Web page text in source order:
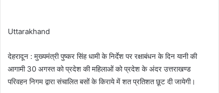
Uttarakhand
देहरादून : मुख्यमंत्री पुष्कर सिंह धामी के निर्देश पर रक्षाबंधन के दिन यानी की
आगामी 30 अगस्त को प्रदेश की महिलाओं को प्रदेश के अंदर उत्तराखण्ड
परिवहन निगम द्वारा संचालित बसों के किराये में शत प्रतिशत छूट दी जायेगी।